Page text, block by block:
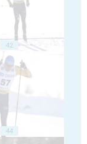
42
44